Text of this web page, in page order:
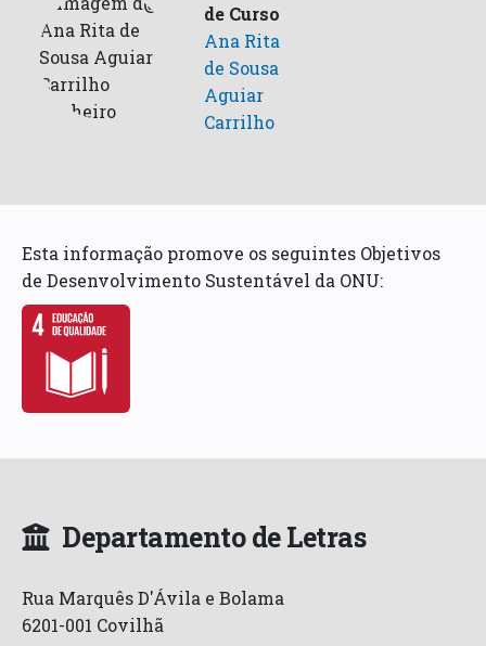
de Curso
Ana Rita
de Sousa
Aguiar
Carrilho
Esta informação promove os seguintes Objetivos
de Desenvolvimento Sustentável da ONU:
Departamento de Letras
Rua Marquês D'Ávila e Bolama
6201-001 Covilhã